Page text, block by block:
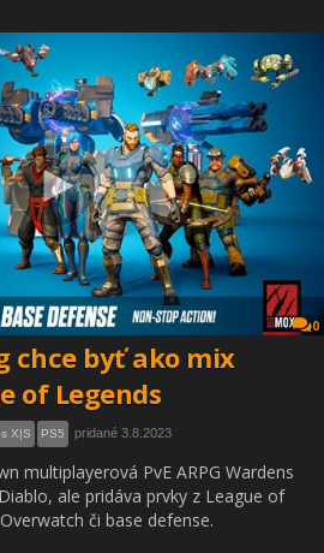
0
chce byť ako mix
of Legends
X|S PS5 pridané 3.8.2023
multiplayerová PvE ARPG Wardens
ale pridáva prvky z League of
či base defense.